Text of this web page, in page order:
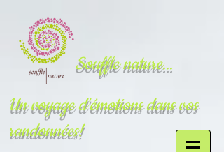
Souffle nature...
Un voyage d'émotions dans vos
randonnées!